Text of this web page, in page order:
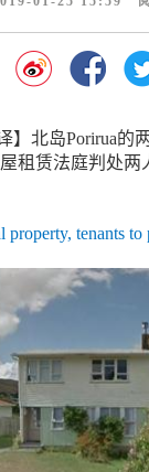
】北岛Porirua
租赁法庭判处两
tenants to